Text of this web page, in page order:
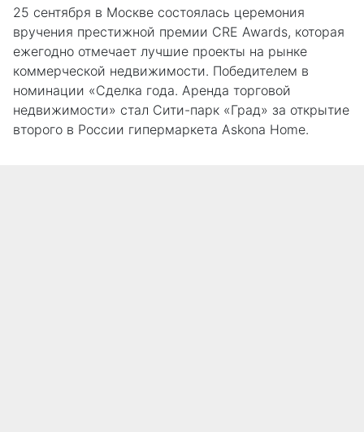
25 сентября в Москве состоялась церемония
вручения престижной премии CRE Awards, которая
ежегодно отмечает лучшие проекты на рынке
коммерческой недвижимости. Победителем в
номинации «Сделка года. Аренда торговой
недвижимости» стал Сити-парк «Град» за открытие
второго в России гипермаркета Askona Home.